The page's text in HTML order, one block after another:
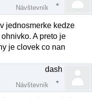
Návštevník
jednosmerke kedze
A preto je
je clovek co nan
dash
Návštevník